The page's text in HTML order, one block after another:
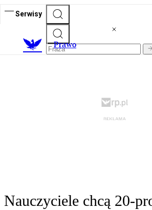
Serwisy
Prawo
Nauczyciele chcą 20-